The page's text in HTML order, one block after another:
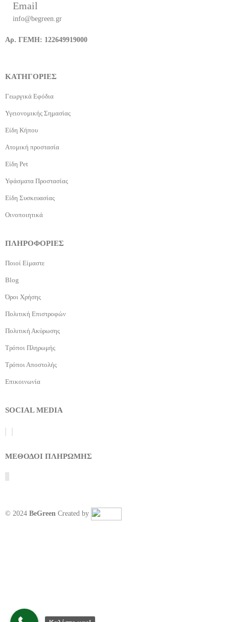
Email
info@begreen.gr
Αρ. ΓΕΜΗ: 122649919000
ΚΑΤΗΓΟΡΙΕΣ
Γεωργικά Εφόδια
Υγειονομικής Σημασίας
Είδη Κήπου
Ατομική προστασία
Είδη Pet
Υφάσματα Προστασίας
Είδη Συσκευασίας
Οινοποιητικά
ΠΛΗΡΟΦΟΡΙΕΣ
Ποιοί Είμαστε
Blog
Όροι Χρήσης
Πολιτική Επιστροφών
Πολιτική Ακύρωσης
Τρόποι Πληρωμής
Τρόποι Αποστολής
Επικοινωνία
SOCIAL MEDIA
ΜΕΘΟΔΟΙ ΠΛΗΡΩΜΗΣ
© 2024 BeGreen Created by